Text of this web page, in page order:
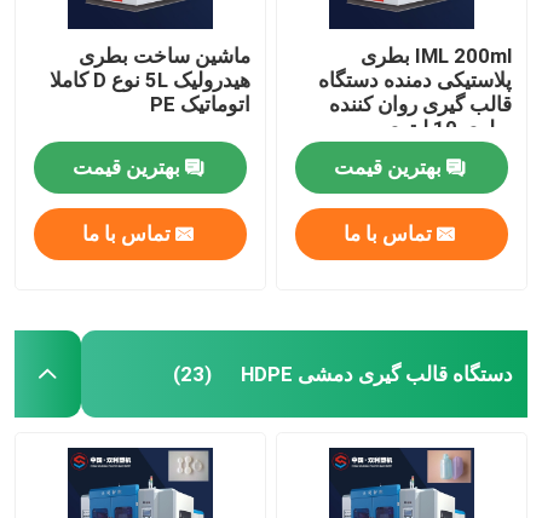
IML 200ml بطری
پلاستیکی دمنده دستگاه
قالب گیری روان کننده
بطری 10 لیتری
بهترین قیمت
تماس با ما
ماشین ساخت بطری
هیدرولیک 5L نوع D کاملا
اتوماتیک PE
بهترین قیمت
تماس با ما
دستگاه قالب گیری دمشی HDPE (23)